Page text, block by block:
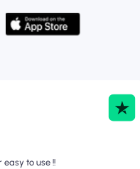
to use !!